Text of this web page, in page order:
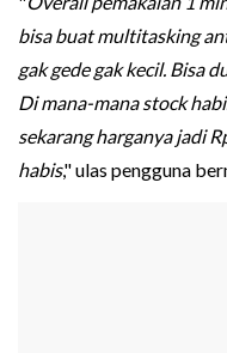
bisa buat multitasking
gak gede gak kecil. Bisa
Di mana-mana stock
sekarang harganya jadi
habis," ulas pengguna